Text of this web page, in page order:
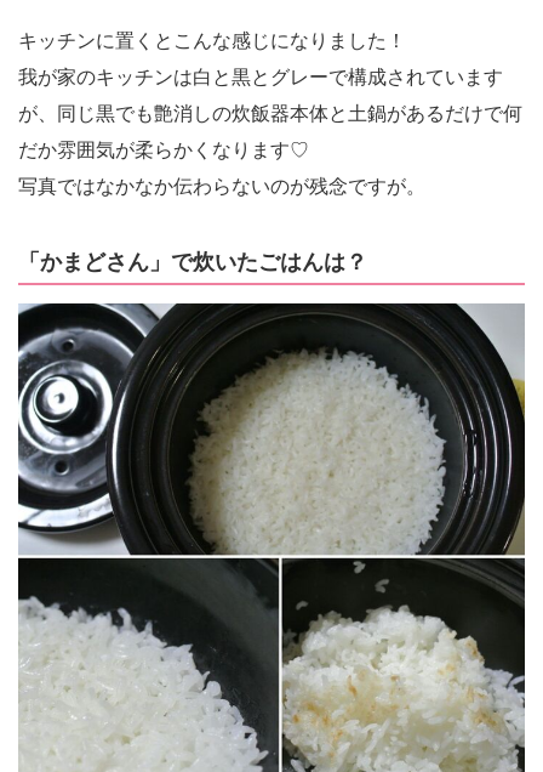
キッチンに置くとこんな感じになりました！
我が家のキッチンは白と黒とグレーで構成されています
が、同じ黒でも艶消しの炊飯器本体と土鍋があるだけで何
だか雰囲気が柔らかくなります♡
写真ではなかなか伝わらないのが残念ですが。
「かまどさん」で炊いたごはんは？